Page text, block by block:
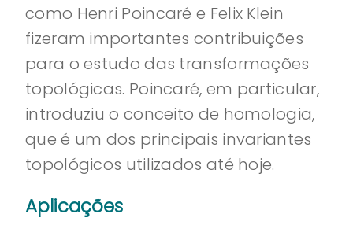
como Henri Poincaré e Felix Klein
fizeram importantes contribuições
para o estudo das transformações
topológicas. Poincaré, em particular,
introduziu o conceito de homologia,
que é um dos principais invariantes
topológicos utilizados até hoje.
Aplicações